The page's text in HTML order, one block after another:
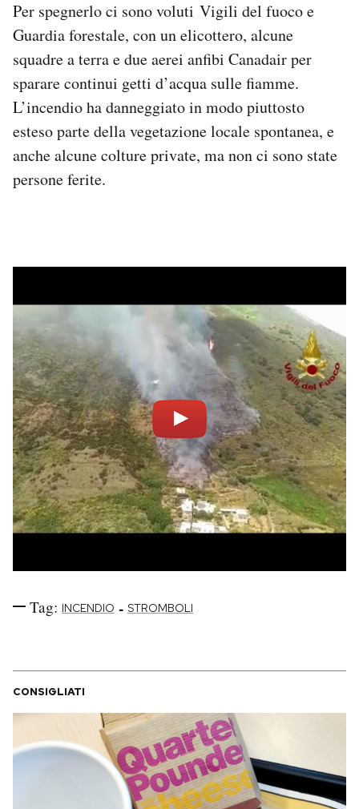
Per spegnerlo ci sono voluti Vigili del fuoco e
Guardia forestale, con un elicottero, alcune
squadre a terra e due aerei anfibi Canadair per
sparare continui getti d’acqua sulle fiamme.
L’incendio ha danneggiato in modo piuttosto
esteso parte della vegetazione locale spontanea, e
anche alcune colture private, ma non ci sono state
persone ferite.
Tag: INCENDIO - STROMBOLI
CONSIGLIATI